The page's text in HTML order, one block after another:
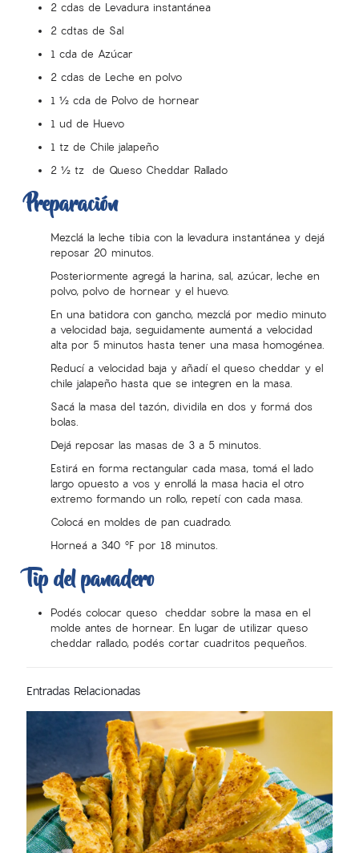
2 cdas de Levadura instantánea
2 cdtas de Sal
1 cda de Azúcar
2 cdas de Leche en polvo
1 ½ cda de Polvo de hornear
1 ud de Huevo
1 tz de Chile jalapeño
2 ½ tz de Queso Cheddar Rallado
Preparación
Mezclá la leche tibia con la levadura instantánea y dejá
reposar 20 minutos.
Posteriormente agregá la harina, sal, azúcar, leche en
polvo, polvo de hornear y el huevo.
En una batidora con gancho, mezclá por medio minuto
a velocidad baja, seguidamente aumentá a velocidad
alta por 5 minutos hasta tener una masa homogénea.
Reducí a velocidad baja y añadí el queso cheddar y el
chile jalapeño hasta que se integren en la masa.
Sacá la masa del tazón, dividila en dos y formá dos
bolas.
Dejá reposar las masas de 3 a 5 minutos.
Estirá en forma rectangular cada masa, tomá el lado
largo opuesto a vos y enrollá la masa hacia el otro
extremo formando un rollo, repetí con cada masa.
Colocá en moldes de pan cuadrado.
Horneá a 340 °F por 18 minutos.
Tip del panadero
Podés colocar queso cheddar sobre la masa en el
molde antes de hornear. En lugar de utilizar queso
cheddar rallado, podés cortar cuadritos pequeños.
Entradas Relacionadas